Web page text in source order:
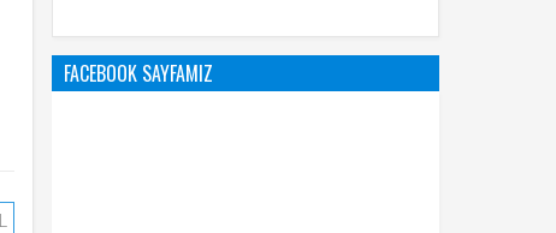
FACEBOOK SAYFAMIZ